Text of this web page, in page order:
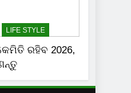
LIFE STYLE
ରହିବ 2026,